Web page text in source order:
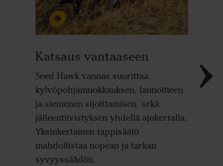
Katsaus vantaaseen
Seed Hawk vannas suorittaa
kylvöpohjamuokkauksen, lannoitteen
ja siemenen sijoittamisen, sekä
jälleentiivistyksen yhdellä ajokerralla.
Yksinkertainen tappisäätö
mahdollistaa nopean ja tarkan
syvyyssäädön.